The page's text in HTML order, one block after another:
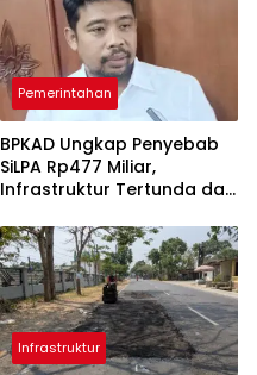
Pemerintahan
BPKAD Ungkap Penyebab
SiLPA Rp477 Miliar,
Infrastruktur Tertunda dan
Infrastruktur